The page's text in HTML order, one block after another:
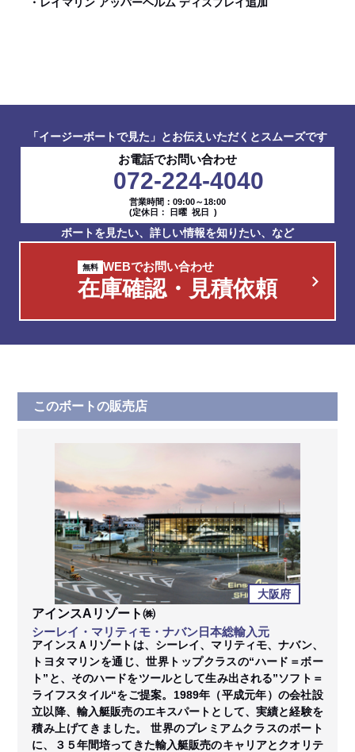
・レイマリン アッパーヘルム ディスプレイ追加
「イージーボートで見た」とお伝えいただくとスムーズです
お電話でお問い合わせ
072-224-4040
営業時間：09:00～18:00
(定休日： 日曜 祝日 )
ボートを見たい、詳しい情報を知りたい、など
WEBでお問い合わせ
在庫確認・見積依頼
このボートの販売店
大阪府
アインスAリゾート㈱
シーレイ・マリティモ・ナバン日本総輸入元
アインスＡリゾートは、シーレイ、マリティモ、ナバン、
トヨタマリンを通じ、世界トップクラスの“ハード＝ボー
ト”と、そのハードをツールとして生み出される”ソフト＝
ライフスタイル“をご提案。1989年（平成元年）の会社設
立以降、輸入艇販売のエキスパートとして、実績と経験を
積み上げてきました。 世界のプレミアムクラスのボート
に、３５年間培ってきた輸入艇販売のキャリアとクオリテ